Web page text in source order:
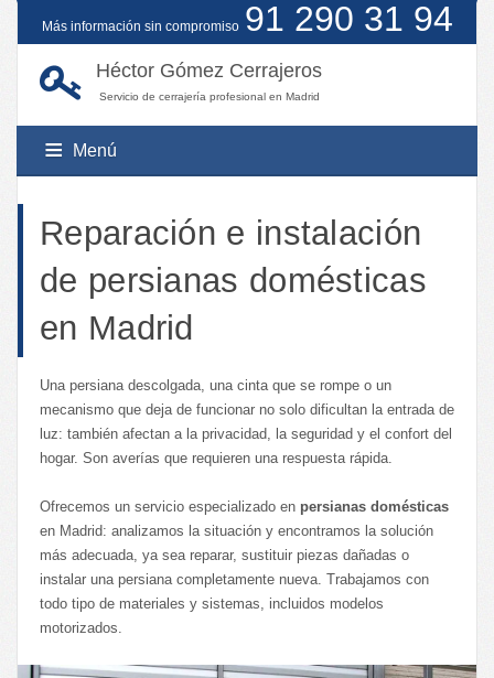
Más información sin compromiso 91 290 31 94
Héctor Gómez Cerrajeros
Servicio de cerrajería profesional en Madrid
Menú
Servicios
Alzamientos judiciales
Amaestramiento de cerraduras
Apertura de coches
Apertura de puertas
Automatismos
Cajas fuertes
Cambio de cerraduras
Extracción de llaves
Fichet
Poblaciones
Alcobendas
Alcorcón
Fuenlabrada
Leganés
Móstoles
Pozuelo de Alarcón
Torrejón de Ardoz
Contacto
Reparación e instalación
de persianas domésticas
en Madrid
Una persiana descolgada, una cinta que se rompe o un
mecanismo que deja de funcionar no solo dificultan la entrada de
luz: también afectan a la privacidad, la seguridad y el confort del
hogar. Son averías que requieren una respuesta rápida.
Ofrecemos un servicio especializado en persianas domésticas
en Madrid: analizamos la situación y encontramos la solución
más adecuada, ya sea reparar, sustituir piezas dañadas o
instalar una persiana completamente nueva. Trabajamos con
todo tipo de materiales y sistemas, incluidos modelos
motorizados.